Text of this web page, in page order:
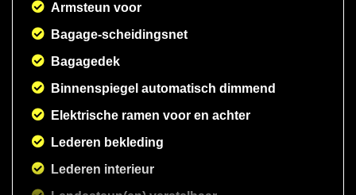
Armsteun voor
Bagage-scheidingsnet
Bagagedek
Binnenspiegel automatisch dimmend
Elektrische ramen voor en achter
Lederen bekleding
Lederen interieur